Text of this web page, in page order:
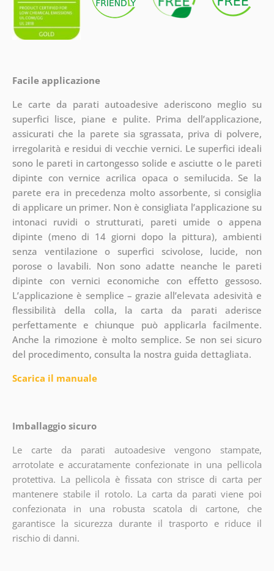
Facile applicazione
Le carte da parati autoadesive aderiscono meglio su
superfici lisce, piane e pulite. Prima dell’applicazione,
assicurati che la parete sia sgrassata, priva di polvere,
irregolarità e residui di vecchie vernici. Le superfici ideali
sono le pareti in cartongesso solide e asciutte o le pareti
dipinte con vernice acrilica opaca o semilucida. Se la
parete era in precedenza molto assorbente, si consiglia
di applicare un primer. Non è consigliata l’applicazione su
intonaci ruvidi o strutturati, pareti umide o appena
dipinte (meno di 14 giorni dopo la pittura), ambienti
senza ventilazione o superfici scivolose, lucide, non
porose o lavabili. Non sono adatte neanche le pareti
dipinte con vernici economiche con effetto gessoso.
L’applicazione è semplice – grazie all’elevata adesività e
flessibilità della colla, la carta da parati aderisce
perfettamente e chiunque può applicarla facilmente.
Anche la rimozione è molto semplice. Se non sei sicuro
del procedimento, consulta la nostra guida dettagliata.
Scarica il manuale
Imballaggio sicuro
Le carte da parati autoadesive vengono stampate,
arrotolate e accuratamente confezionate in una pellicola
protettiva. La pellicola è fissata con strisce di carta per
mantenere stabile il rotolo. La carta da parati viene poi
confezionata in una robusta scatola di cartone, che
garantisce la sicurezza durante il trasporto e riduce il
rischio di danni.